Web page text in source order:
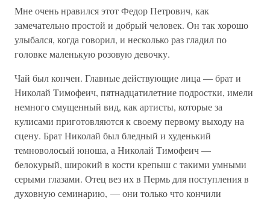
Мне очень нравился этот Федор Петрович, как
замечательно простой и добрый человек. Он так хорошо
улыбался, когда говорил, и несколько раз гладил по
головке маленькую розовую девочку.
Чай был кончен. Главные действующие лица — брат и
Николай Тимофеич, пятнадцатилетние подростки, имели
немного смущенный вид, как артисты, которые за
кулисами приготовляются к своему первому выходу на
сцену. Брат Николай был бледный и худенький
темноволосый юноша, а Николай Тимофеич —
белокурый, широкий в кости крепыш с такими умными
серыми глазами. Отец вез их в Пермь для поступления в
духовную семинарию, — они только что кончили